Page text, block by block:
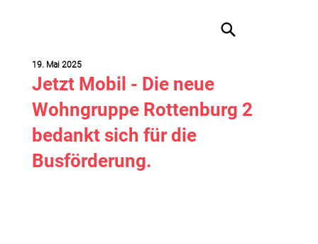
Jetzt Mobil - Die neue
Wohngruppe Rottenburg 2
bedankt sich für die
Busförderung.
19. Mai 2025